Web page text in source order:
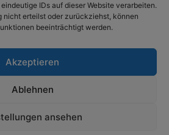
IDs auf dieser Website verarbeiten.
nicht erteilst oder zurückziehst, können
beeinträchtigt werden.
Akzeptieren
Ablehnen
ansehen
Kontakt aufnehmen
Impressum|Datenschutz